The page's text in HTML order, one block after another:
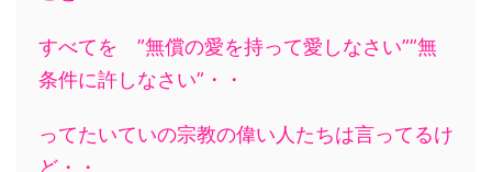
すべてを ”無償の愛を持って愛しなさい””無
条件に許しなさい”・・
ってたいていの宗教の偉い人たちは言ってるけ
ど・・